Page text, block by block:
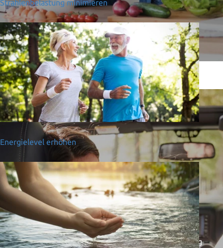
Strahlenbelastung minimieren
Energielevel erhöhen
Störfeld-Neutralisierung
Mobil sein ohne
Strahlenbelastung
Ein Auto frei von Elektrosmog schafft Entspannung